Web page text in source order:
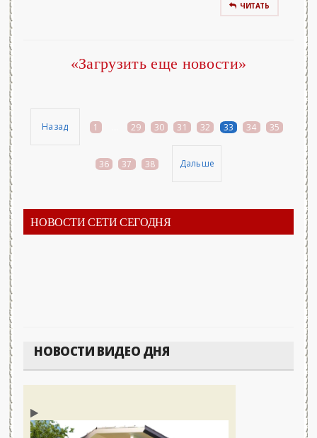
ЧИТАТЬ
«Загрузить еще новости»
Назад 1 29 30 31 32 33 34 35
36 37 38 Дальше
НОВОСТИ СЕТИ СЕГОДНЯ
НОВОСТИ ВИДЕО ДНЯ